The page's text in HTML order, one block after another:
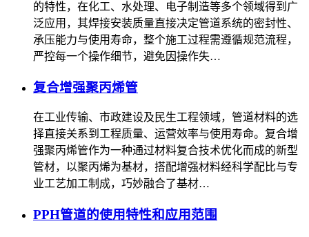
的特性，在化工、水处理、电子制造等多个领域得到广
泛应用，其焊接安装质量直接决定管道系统的密封性、
承压能力与使用寿命，整个施工过程需遵循规范流程，
严控每一个操作细节，避免因操作失…
复合增强聚丙烯管
在工业传输、市政建设及民生工程领域，管道材料的选
择直接关系到工程质量、运营效率与使用寿命。复合增
强聚丙烯管作为一种通过材料复合技术优化而成的新型
管材，以聚丙烯为基材，搭配增强材料经科学配比与专
业工艺加工制成，巧妙融合了基材…
PPH管道的使用特性和应用范围